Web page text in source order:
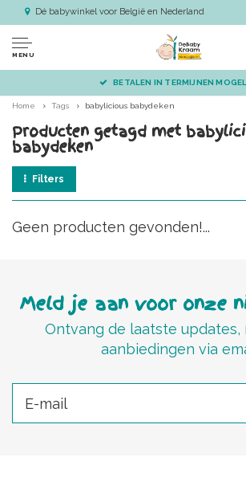
Dé babywinkel voor België en Nederland
MENU
BETALEN IN TERMIJNEN
Home Tags babylicious babydeken
Producten getagd met
babydeken
Filters
Geen producten gevonden!...
Meld je aan voor onze
Ontvang de laatste updates,
aanbiedingen via